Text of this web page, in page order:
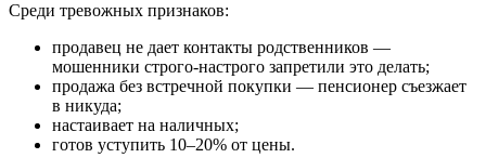
Среди тревожных признаков:
продавец не дает контакты родственников —
мошенники строго-настрого запретили это делать;
продажа без встречной покупки — пенсионер съезжает
в никуда;
настаивает на наличных;
готов уступить 10–20% от цены.